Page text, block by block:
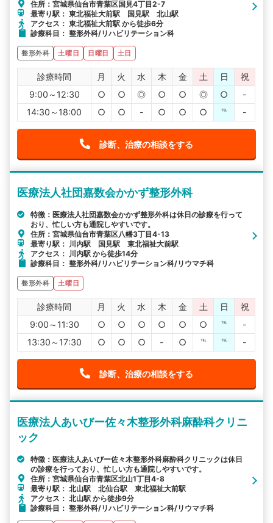
住所：宮城県仙台市青葉区国見4丁目2-7
最寄り駅： 東北福祉大前駅 国見駅 北山駅
アクセス： 東北福祉大前駅 から徒歩6分
診療科目： 整形外科/リハビリテーション科
整形外科 土曜日 日曜日 土日
診療時間 月 火 水 木 金 土 日
祝
9:00～12:30
○ ○ ◎ ○ ○ ◎ ○
-
14:30～18:00
○ ○ - ○ ○ ○ ℡ -
診断、治療の相談をする
医療法人社団嘉数会かかず整形外科
特徴：医療法人社団嘉数会かかず整形外科は休日の診療を行って
おり、忙しい方も通院しやすいです。
住所：宮城県仙台市青葉区八幡3丁目4-13
最寄り駅： 川内駅 国見駅 東北福祉大前駅
アクセス： 川内駅 から徒歩14分
診療科目： 整形外科/リハビリテーション科/リウマチ科
整形外科 土曜日
診療時間 月 火 水 木 金 土 日
祝
9:00～11:30
○ ○ ○ ○ ○ ○ ℡
-
13:30～17:30
○ ○ ○ - ○ ℡ ℡ -
診断、治療の相談をする
医療法人あいびー佐々木整形外科麻酔科クリニ
ック
特徴：医療法人あいびー佐々木整形外科麻酔科クリニックは休日
の診療を行っており、忙しい方も通院しやすいです。
住所：宮城県仙台市青葉区北山1丁目4-8
最寄り駅： 北山駅 北仙台駅 東北福祉大前駅
アクセス： 北山駅 から徒歩9分
診療科目： 整形外科/リハビリテーション科/リウマチ科